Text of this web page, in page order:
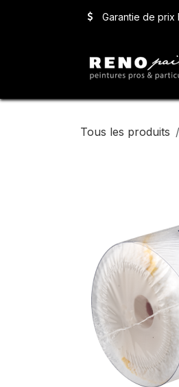
Garantie de prix
Tous les produits